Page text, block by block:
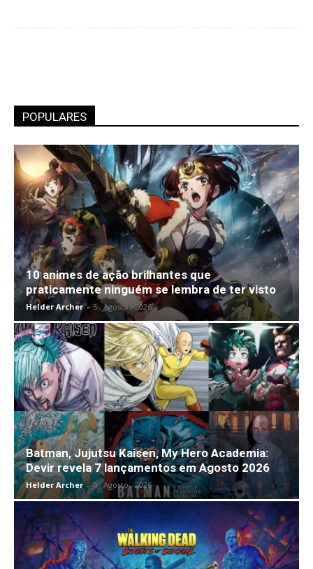
POPULARES
10 animes de ação brilhantes que
praticamente ninguém se lembra de ter visto
Helder Archer - 5 , Agosto , 2026
Batman, Jujutsu Kaisen, My Hero Academia:
Devir revela 7 lançamentos em Agosto 2026
Helder Archer - 4 , Agosto , 2026